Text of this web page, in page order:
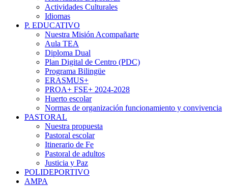
Actividades Culturales
Idiomas
P. EDUCATIVO
Nuestra Misión Acompañarte
Aula TEA
Diploma Dual
Plan Digital de Centro (PDC)
Programa Bilingüe
ERASMUS+
PROA+ FSE+ 2024-2028
Huerto escolar
Normas de organización funcionamiento y convivencia
PASTORAL
Nuestra propuesta
Pastoral escolar
Itinerario de Fe
Pastoral de adultos
Justicia y Paz
POLIDEPORTIVO
AMPA